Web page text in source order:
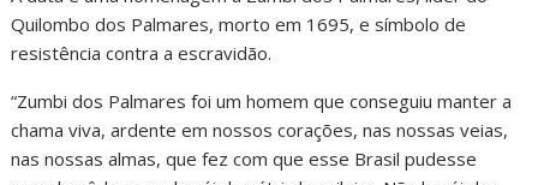
Quilombo dos Palmares, morto em 1695, e símbolo de
resistência contra a escravidão.
“Zumbi dos Palmares foi um homem que conseguiu manter a
chama viva, ardente em nossos corações, nas nossas veias,
nas nossas almas, que fez com que esse Brasil pudesse